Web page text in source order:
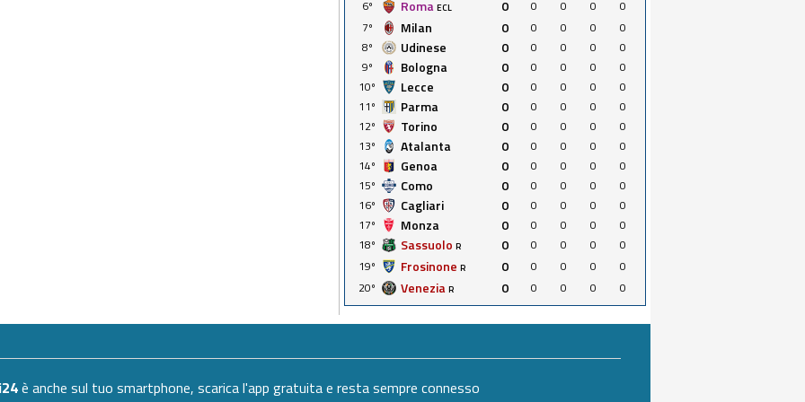
6º
Roma ECL 0 0 0 0
0
7º
Milan 0 0 0 0
0
8º
Udinese 0 0 0 0
0
9º
Bologna 0 0 0 0
0
10º
Lecce 0 0 0 0
0
11º
Parma 0 0 0 0
0
12º
Torino 0 0 0 0
0
13º
Atalanta 0 0 0 0
0
14º
Genoa 0 0 0 0
0
15º
Como 0 0 0 0
0
16º
Cagliari 0 0 0 0
0
17º
Monza 0 0 0 0
0
18º
Sassuolo R 0 0 0 0
0
19º
Frosinone R 0 0 0 0
0
20º
Venezia R 0 0 0 0 0
è anche sul tuo smartphone, scarica l'app gratuita e resta sempre connesso